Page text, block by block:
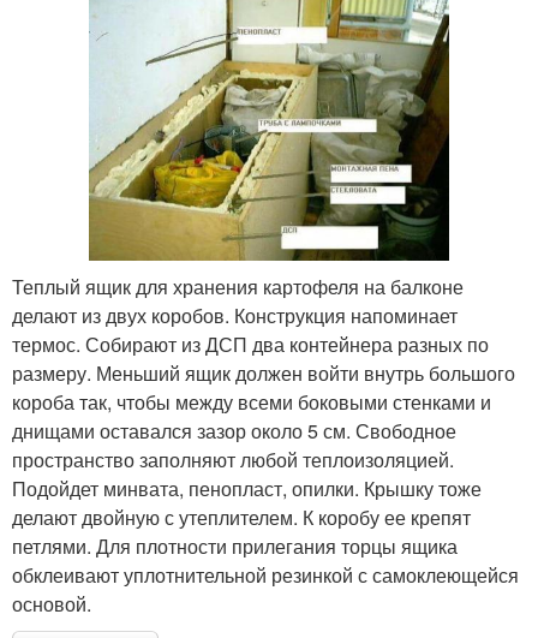
Теплый ящик для хранения картофеля на балконе
делают из двух коробов. Конструкция напоминает
термос. Собирают из ДСП два контейнера разных по
размеру. Меньший ящик должен войти внутрь большого
короба так, чтобы между всеми боковыми стенками и
днищами оставался зазор около 5 см. Свободное
пространство заполняют любой теплоизоляцией.
Подойдет минвата, пенопласт, опилки. Крышку тоже
делают двойную с утеплителем. К коробу ее крепят
петлями. Для плотности прилегания торцы ящика
обклеивают уплотнительной резинкой с самоклеющейся
основой.